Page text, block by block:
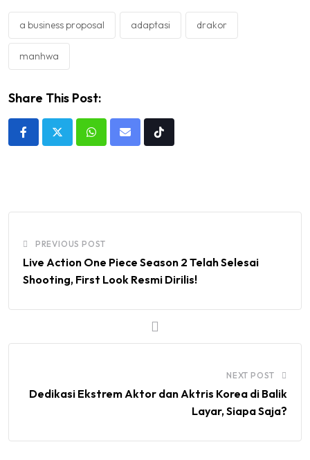
a business proposal adaptasi drakor
manhwa
Share This Post:
Whatsapp
Share
Tiktok
PREVIOUS POST
Live Action One Piece Season 2 Telah Selesai
Shooting, First Look Resmi Dirilis!
NEXT POST
Dedikasi Ekstrem Aktor dan Aktris Korea di Balik
Layar, Siapa Saja?